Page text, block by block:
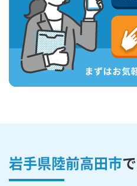
岩手県陸前高田市で